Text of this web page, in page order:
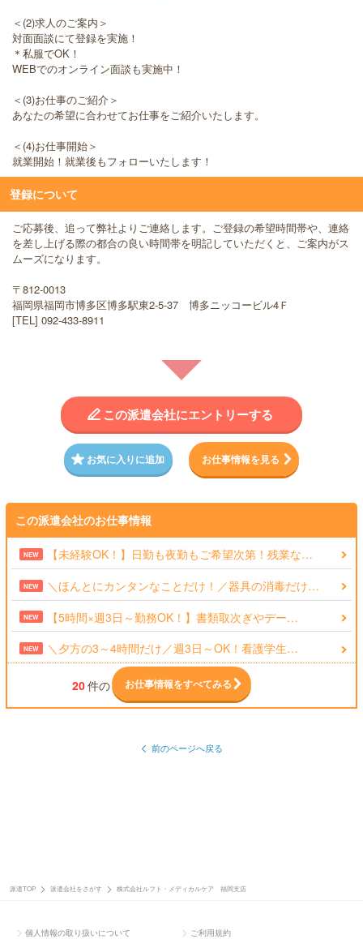
＜(2)求人のご案内＞
対面面談にて登録を実施！
＊私服でOK！
WEBでのオンライン面談も実施中！
＜(3)お仕事のご紹介＞
あなたの希望に合わせてお仕事をご紹介いたします。
＜(4)お仕事開始＞
就業開始！就業後もフォローいたします！
登録について
ご応募後、追って弊社よりご連絡します。ご登録の希望時間帯や、連絡
を差し上げる際の都合の良い時間帯を明記していただくと、ご案内がス
ムーズになります。
〒812-0013
福岡県福岡市博多区博多駅東2-5-37 博多ニッコービル4Ｆ
[TEL] 092-433-8911
この派遣会社にエントリーする
お気に入りに追加 お仕事情報を見る
この派遣会社のお仕事情報
NEW 【未経験OK！】日勤も夜勤もご希望次第！残業な…
NEW ＼ほんとにカンタンなことだけ！／器具の消毒だけ…
NEW 【5時間×週3日～勤務OK！】書類取次ぎやデー…
NEW ＼夕方の3～4時間だけ／週3日～OK！看護学生…
20件の お仕事情報をすべてみる
前のページへ戻る
派遣TOP 派遣会社をさがす 株式会社ルフト・メディカルケア 福岡支店
個人情報の取り扱いについて ご利用規約